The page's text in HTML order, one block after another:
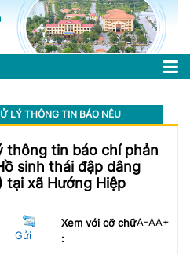
LÝ THÔNG TIN BÁO NÊU
thông tin báo chí phản
sinh thái đập dâng
tại xã Hướng Hiệp
Gửi
Xem với cỡ chữ
:
A-AA+